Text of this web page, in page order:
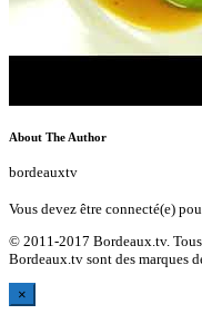
About The Author
bordeauxtv
Vous devez être connecté(e)
© 2011-2017 Bordeaux.tv.
Bordeaux.tv sont des marques
×